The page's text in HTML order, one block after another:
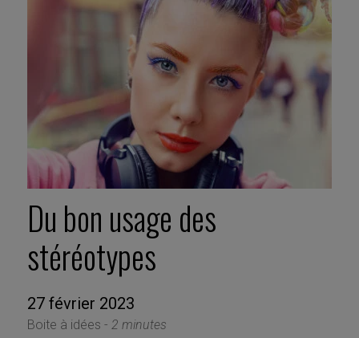
Du bon usage des
stéréotypes
27 février 2023
Boite à idées - 2 minutes